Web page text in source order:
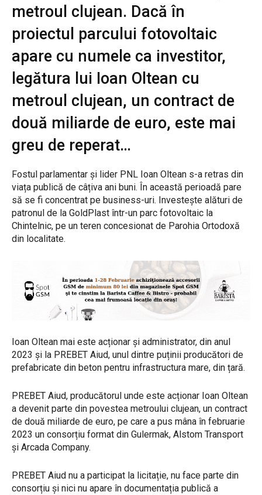
metroul clujean. Dacă în
proiectul parcului fotovoltaic
apare cu numele ca investitor,
legătura lui Ioan Oltean cu
metroul clujean, un contract de
două miliarde de euro, este mai
greu de reperat…
Fostul parlamentar și lider PNL Ioan Oltean s-a retras din
viața publică de câțiva ani buni. În această perioadă pare
să se fi concentrat pe business-uri. Investește alături de
patronul de la GoldPlast într-un parc fotovoltaic la
Chintelnic, pe un teren concesionat de Parohia Ortodoxă
din localitate.
Ioan Oltean mai este acționar și administrator, din anul
2023 și la PREBET Aiud, unul dintre puținii producători de
prefabricate din beton pentru infrastructura mare, din țară.
PREBET Aiud, producătorul unde este acționar Ioan Oltean
a devenit parte din povestea metroului clujean, un contract
de două miliarde de euro, pe care a pus mâna în februarie
2023 un consorțiu format din Gulermak, Alstom Transport
și Arcada Company.
PREBET Aiud nu a participat la licitație, nu face parte din
consorțiu și nici nu apare în documentația publică a